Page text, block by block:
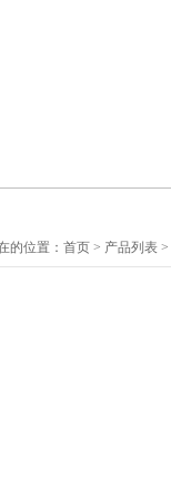
的位置： 首页 > 产品列表 >